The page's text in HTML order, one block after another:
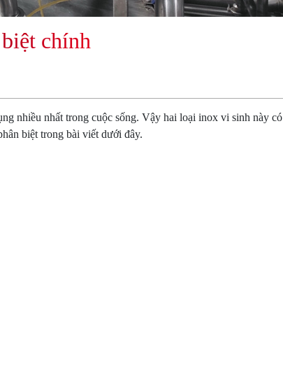
chính
nhiều nhất trong cuộc sống. Vậy hai loại inox vi sinh này có
phân biệt trong bài viết dưới đây.